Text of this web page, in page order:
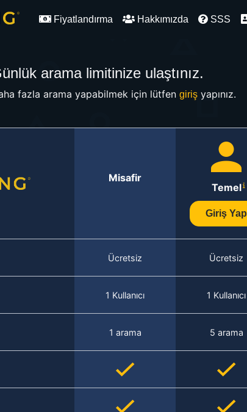
Fiyatlandırma Hakkımızda SSS
arama limitinize ulaştınız.
fazla arama yapabilmek için lütfen girişyapınız.
Misafir
Temel
Giriş Yap
Ücretsiz Ücretsiz
1 Kullanıcı 1 Kullanıcı
1 arama 5 arama